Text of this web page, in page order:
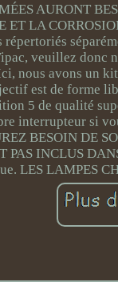
AURONT
ET LA
veuillez donc
nous avons un
est de forme
5 de qualité
interrupteur si
BESOIN DE
PAS INCLUS
LES LAMPES